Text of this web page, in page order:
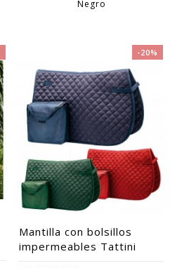
Negro
-20%
Mantilla con bolsillos
impermeables Tattini